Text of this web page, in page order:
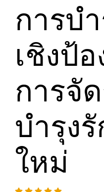
การบ
เชิงป้
การจั
บำรุง
ใหม่